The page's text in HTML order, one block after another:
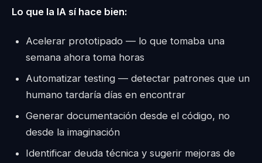
Lo que la IA sí hace bien:
Acelerar prototipado — lo que tomaba una
semana ahora toma horas
Automatizar testing — detectar patrones que un
humano tardaría días en encontrar
Generar documentación desde el código, no
desde la imaginación
Identificar deuda técnica y sugerir mejoras de